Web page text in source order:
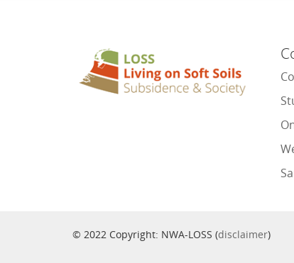
© 2022 Copyright: NWA-LOSS (disclaimer)